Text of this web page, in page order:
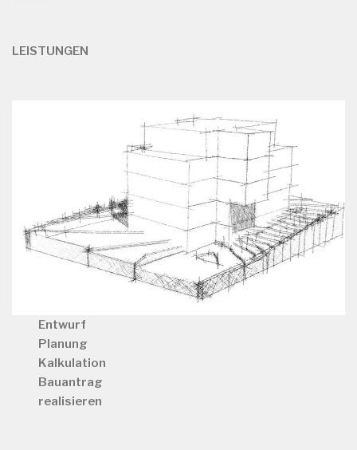
LEISTUNGEN
Entwurf
Planung
Kalkulation
Bauantrag
realisieren